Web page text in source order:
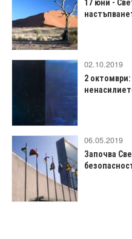
17 юни -
02.10.2019
2
06.05.2019
Започва